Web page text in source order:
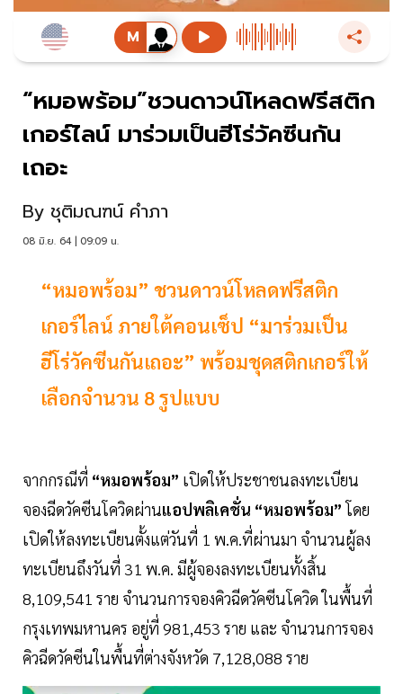
“หมอพร้อม”ชวนดาวน์โหลดฟรีสติก
เกอร์ไลน์ มาร่วมเป็นฮีโร่วัคซีนกัน
เถอะ
By ชุติมณฑน์ คำภา
08 มิ.ย. 64 | 09:09 น.
“หมอพร้อม” ชวนดาวน์โหลดฟรีสติก
เกอร์ไลน์ ภายใต้คอนเซ็ป “มาร่วมเป็น
ฮีโร่วัคซีนกันเถอะ” พร้อมชุดสติกเกอร์ให้
เลือกจำนวน 8 รูปแบบ
จากกรณีที่ “หมอพร้อม” เปิดให้ประชาชนลงทะเบียน
จองฉีดวัคซีนโควิดผ่านแอปพลิเคชั่น “หมอพร้อม”โดย
เปิดให้ลงทะเบียนตั้งแต่วันที่ 1 พ.ค.ที่ผ่านมา จำนวนผู้ลง
ทะเบียนถึงวันที่ 31 พ.ค. มีผู้จองลงทะเบียนทั้งสิ้น
8,109,541 ราย จำนวนการจองคิวฉีดวัคซีนโควิด ในพื้นที่
กรุงเทพมหานคร อยู่ที่ 981,453 ราย และ จำนวนการจอง
คิวฉีดวัคซีนในพื้นที่ต่างจังหวัด 7,128,088 ราย